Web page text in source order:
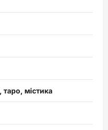
таро, містика